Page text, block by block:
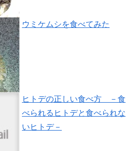
ウミケムシを食べてみた
ヒトデの正しい食べ方 －食
べられるヒトデと食べられな
いヒトデ－